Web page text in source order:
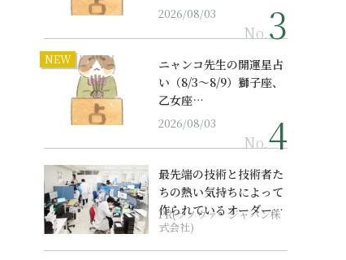
2026/08/03
No.
NEW
ニャンコ先生の開運星占
い（8/3～8/9）獅子座、
乙女座…
2026/08/03
No.
最先端の技術と技術者た
ちの熱い気持ちによって
作られているオーダーメ
イド補聴器
PR(ソノヴァ・ジャパン株
式会社)